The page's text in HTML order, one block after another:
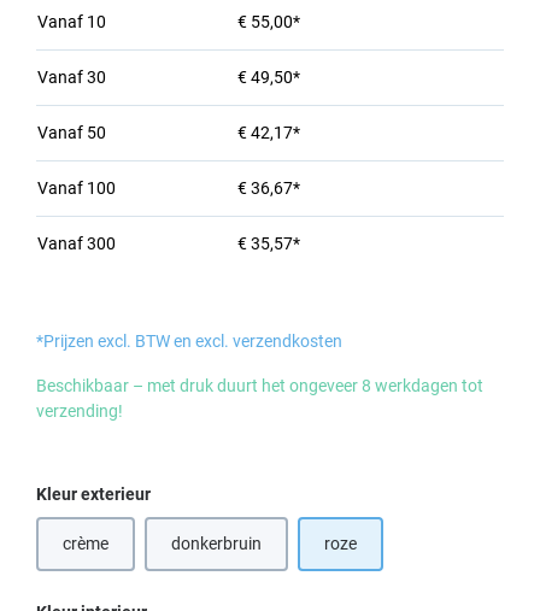
Vanaf 10 € 55,00*
Vanaf30 € 49,50*
Vanaf 50 € 42,17*
Vanaf 100 € 36,67*
Vanaf300 € 35,57*
*Prijzen excl. BTW en excl. verzendkosten
Beschikbaar – met druk duurt het ongeveer 8 werkdagen tot
verzending!
Selecteer
Kleur exterieur
crème(Deze optie is momenteel niet beschikbaar.)
donkerbruin(Deze optie is momenteel niet beschikbaar.)
roze